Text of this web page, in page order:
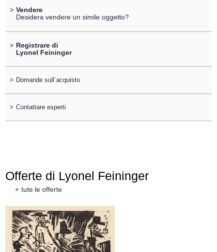
> Vendere
Desidera vendere un simile oggetto?
> Registrare di
Lyonel Feininger
> Domande sull´acquisto
> Contattare esperti
Offerte di Lyonel Feininger
+ tute le offerte